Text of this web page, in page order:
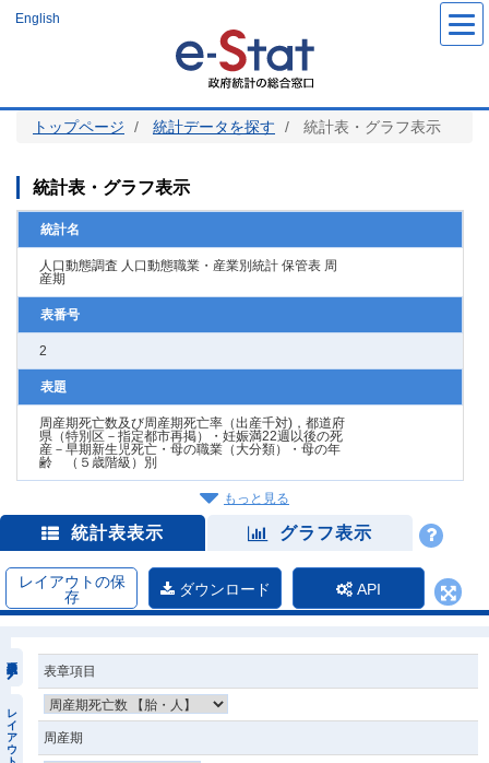
ツ
English
トップページ 統計データを探す 統計表・グラフ表示
統計表・グラフ表示
統計名
人口動態調査 人口動態職業・産業別統計 保管表 周
産期
表番号
2
表題
周産期死亡数及び周産期死亡率（出産千対)，都道府
県（特別区－指定都市再掲）・妊娠満22週以後の死
産－早期新生児死亡・母の職業（大分類）・母の年
齢 （５歳階級）別
もっと見る
統計表表示 グラフ表示
レイアウトの保
存
ダウンロード API
レイアウト設定
表章項目
周産期